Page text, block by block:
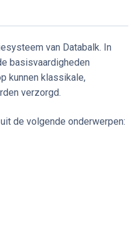
van Databalk. In
basisvaardigheden
kunnen klassikale,
verzorgd.
de volgende onderwerpen: